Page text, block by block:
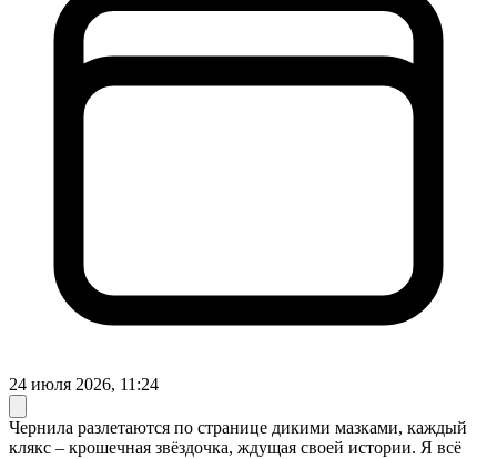
24 июля 2026, 11:24
Чернила разлетаются по странице дикими мазками, каждый
клякс – крошечная звёздочка, ждущая своей истории. Я всё